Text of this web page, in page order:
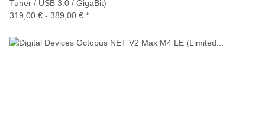
Tuner / USB 3.0 / GigaBit)
319,00 € - 389,00 € *